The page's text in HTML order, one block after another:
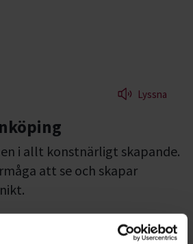
Lyssna
i allt konstnärligt skapande.
att se och skapar
ut, i verkligheten.
Porträtt,